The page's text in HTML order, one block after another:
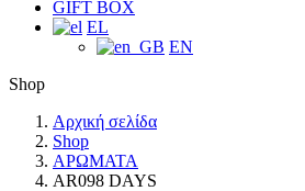
GIFT BOX
EL
EN
Shop
Αρχική σελίδα
Shop
ΑΡΩΜΑΤΑ
AR098 DAYS